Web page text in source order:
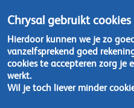
1411 DD Naarden
Nederland
Tel: +31 (0)35 - 695 58 88
Neem contact op
Chrysal gebruikt cookies
Hierdoor kunnen we je zo
vanzelfsprekend goed
cookies te accepteren zorg je
werkt.
Wil je toch liever minder